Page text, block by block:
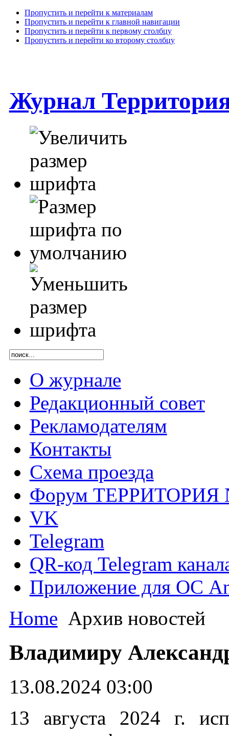
Пропустить и перейти к материалам
Пропустить и перейти к главной навигации
Пропустить и перейти к первому столбцу
Пропустить и перейти ко второму столбцу
Журнал
О журнале
Редакционный совет
Рекламодателям
Контакты
Схема проезда
Форум ТЕРРИТОРИЯ
VK
Telegram
QR-код Telegram
Приложение для ОС
Home Архив новостей
Владимиру
13.08.2024 03:00
13 августа 2024 г.